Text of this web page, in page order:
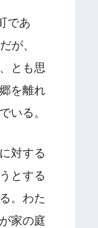
であ
が、
とも思
を離れ
いる。
対する
とする
。わた
家の庭